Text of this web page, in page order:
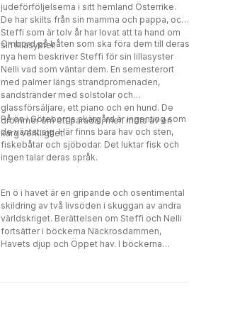
judeförföljelserna i sitt hemland Österrike.
De har skilts från sin mamma och pappa, och
Steffi som är tolv år har lovat att ta hand om
sin lillasyster.
Ombord på båten som ska föra dem till deras
nya hem beskriver Steffi för sin lillasyster
Nelli vad som väntar dem. En semesterort
med palmer längs strandpromenaden,
sandstränder med solstolar och
glassförsäljare, ett piano och en hund. De
drömmer om ett paradis, men möts av en
karg verklighet.
På ön i Göteborgs skärgård är ingenting som
de väntat sig. Här finns bara hav och sten,
fiskebåtar och sjöbodar. Det luktar fisk och
ingen talar deras språk.
En ö i havet är en gripande och osentimental
skildring av två livsöden i skuggan av andra
världskriget. Berättelsen om Steffi och Nelli
fortsätter i böckerna Näckrosdammen,
Havets djup och Öppet hav. I böckerna
kriget, gripande, men osentimentalt.